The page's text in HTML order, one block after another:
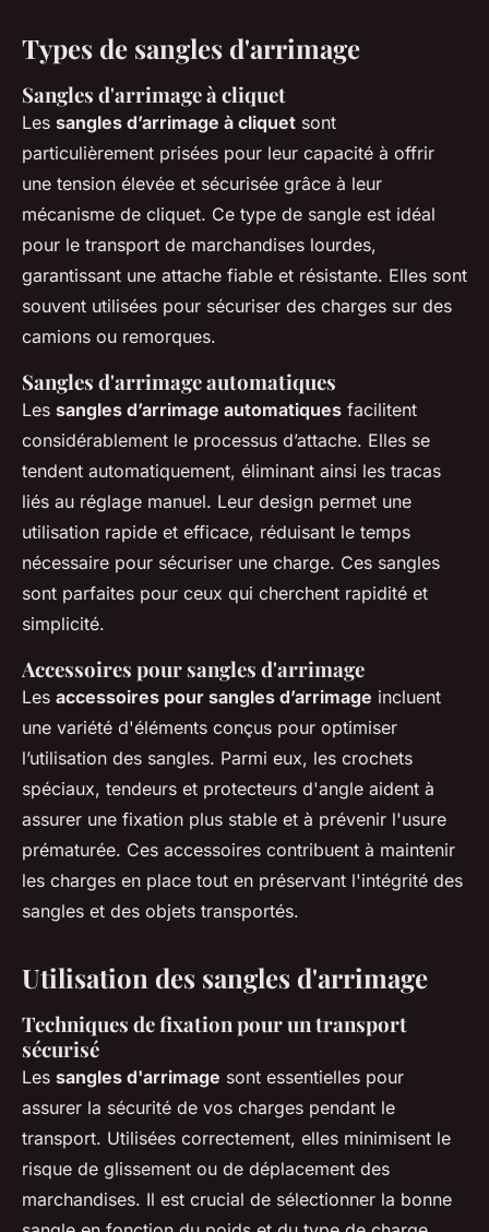
Types de sangles d'arrimage
Sangles d'arrimage à cliquet
Les sangles d’arrimage à cliquet sont
particulièrement prisées pour leur capacité à offrir
une tension élevée et sécurisée grâce à leur
mécanisme de cliquet. Ce type de sangle est idéal
pour le transport de marchandises lourdes,
garantissant une attache fiable et résistante. Elles sont
souvent utilisées pour sécuriser des charges sur des
camions ou remorques.
Sangles d'arrimage automatiques
Les sangles d’arrimage automatiques facilitent
considérablement le processus d’attache. Elles se
tendent automatiquement, éliminant ainsi les tracas
liés au réglage manuel. Leur design permet une
utilisation rapide et efficace, réduisant le temps
nécessaire pour sécuriser une charge. Ces sangles
sont parfaites pour ceux qui cherchent rapidité et
simplicité.
Accessoires pour sangles d'arrimage
Les accessoires pour sangles d’arrimage incluent
une variété d'éléments conçus pour optimiser
l’utilisation des sangles. Parmi eux, les crochets
spéciaux, tendeurs et protecteurs d'angle aident à
assurer une fixation plus stable et à prévenir l'usure
prématurée. Ces accessoires contribuent à maintenir
les charges en place tout en préservant l'intégrité des
sangles et des objets transportés.
Utilisation des sangles d'arrimage
Techniques de fixation pour un transport
sécurisé
Les sangles d'arrimage sont essentielles pour
assurer la sécurité de vos charges pendant le
transport. Utilisées correctement, elles minimisent le
risque de glissement ou de déplacement des
marchandises. Il est crucial de sélectionner la bonne